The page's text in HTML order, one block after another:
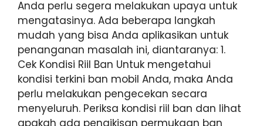
Anda perlu segera melakukan upaya untuk
mengatasinya. Ada beberapa langkah
mudah yang bisa Anda aplikasikan untuk
penanganan masalah ini, diantaranya: 1.
Cek Kondisi Riil Ban Untuk mengetahui
kondisi terkini ban mobil Anda, maka Anda
perlu melakukan pengecekan secara
menyeluruh. Periksa kondisi riil ban dan lihat